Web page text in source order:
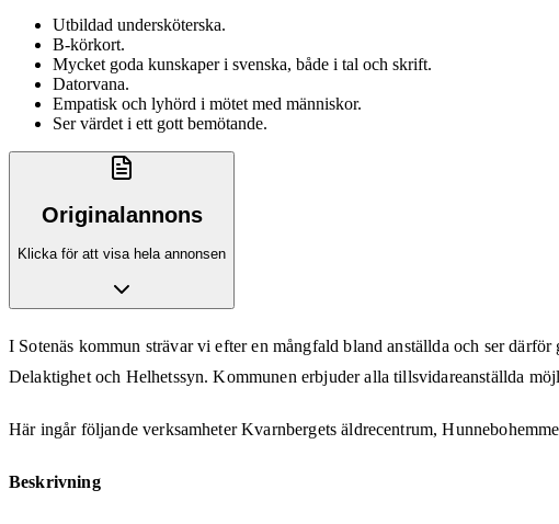
Utbildad undersköterska.
B-körkort.
Mycket goda kunskaper i svenska, både i tal och skrift.
Datorvana.
Empatisk och lyhörd i mötet med människor.
Ser värdet i ett gott bemötande.
Originalannons
Klicka för att visa hela annonsen
I Sotenäs kommun strävar vi efter en mångfald bland anställda och ser
Delaktighet och Helhetssyn. Kommunen erbjuder alla tillsvidareanställda
Här ingår följande verksamheter Kvarnbergets äldrecentrum,
Beskrivning